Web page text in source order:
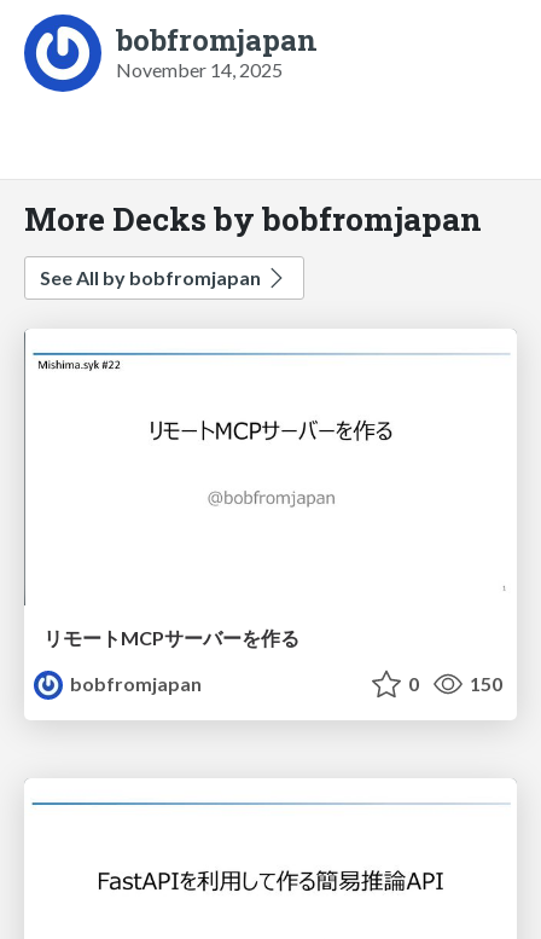
bobfromjapan
November 14, 2025
More Decks by bobfromjapan
See All by bobfromjapan
リモートMCPサーバーを作る
bobfromjapan
0 150